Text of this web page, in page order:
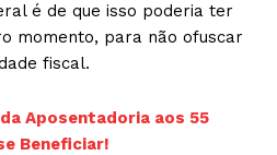
é de que isso poderia ter
momento, para não ofuscar
fiscal.
Aposentadoria aos 55
Beneficiar!